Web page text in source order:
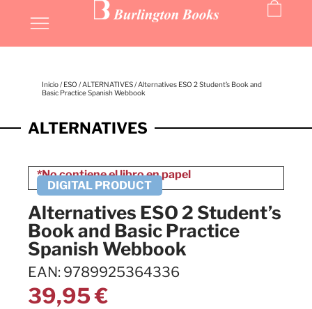
Inicio/ ESO / ALTERNATIVES/ Alternatives ESO 2 Student’s Book and
Basic Practice Spanish Webbook
ALTERNATIVES
Alternatives ESO 2 Student’s
Book and Basic Practice
Spanish Webbook
EAN: 9789925364336
39,95€